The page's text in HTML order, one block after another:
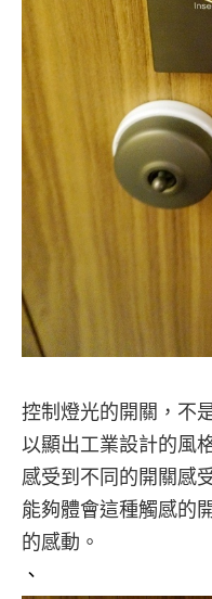
控制燈光的開關，不
以顯出工業設計的風
感受到不同的開關感
能夠體會這種觸感的
的感動。
、